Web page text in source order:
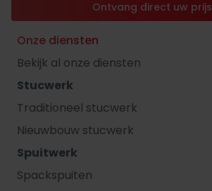
Ontvang direct uw prijs
Onze diensten
Bekijk al onze diensten
Stucwerk
Traditioneel stucwerk
Nieuwbouw stucwerk
Spuitwerk
Spackspuiten